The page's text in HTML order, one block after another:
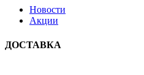
Новости
Акции
ДОСТАВКА